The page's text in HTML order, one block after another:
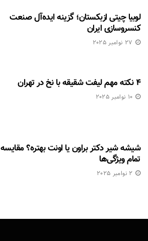
لوبیا چیتی ازبکستان؛ گزینه ایده‌آل صنعت
کنسروسازی ایران
27 نوامبر 2025
۴ نکته مهم لیفت شقیقه با نخ در تهران
10 نوامبر 2025
شیشه شیر دکتر براون یا اونت بهتره؟ مقایسه
تمام ویژگی‌ها
2 نوامبر 2025